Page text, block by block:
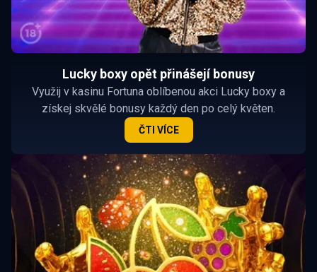
Lucky boxy opět přinášejí bonusy
Využij v kasinu Fortuna oblíbenou akci Lucky boxy a
získej skvělé bonusy každý den po celý květen.
ČTI VÍCE